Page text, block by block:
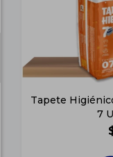
Tapete
7